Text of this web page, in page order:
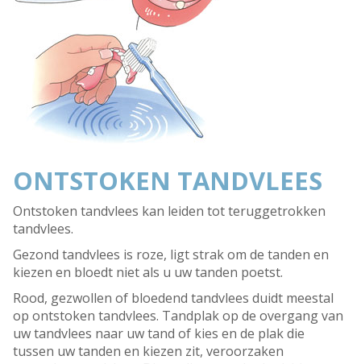
ONTSTOKEN TANDVLEES
Ontstoken tandvlees kan leiden tot teruggetrokken
tandvlees.
Gezond tandvlees is roze, ligt strak om de tanden en
kiezen en bloedt niet als u uw tanden poetst.
Rood, gezwollen of bloedend tandvlees duidt meestal
op ontstoken tandvlees. Tandplak op de overgang van
uw tandvlees naar uw tand of kies en de plak die
tussen uw tanden en kiezen zit, veroorzaken